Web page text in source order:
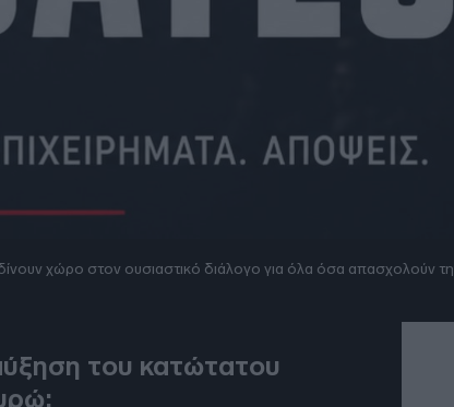
χώρο στον ουσιαστικό διάλογο για όλα όσα απασχολούν
του κατώτατου